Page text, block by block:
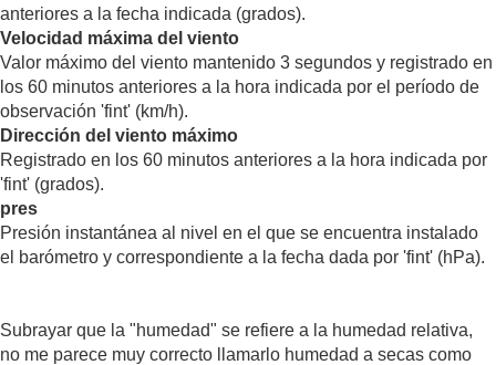
anteriores a la fecha indicada (grados).
Velocidad máxima del viento
Valor máximo del viento mantenido 3 segundos y registrado en
los 60 minutos anteriores a la hora indicada por el período de
observación 'fint' (km/h).
Dirección del viento máximo
Registrado en los 60 minutos anteriores a la hora indicada por
'fint' (grados).
pres
Presión instantánea al nivel en el que se encuentra instalado
el barómetro y correspondiente a la fecha dada por 'fint' (hPa).
Subrayar que la "humedad" se refiere a la humedad relativa,
no me parece muy correcto llamarlo humedad a secas como